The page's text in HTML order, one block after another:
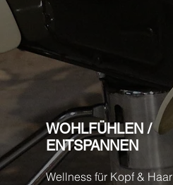
WOHLFÜHLEN /
ENTSPANNEN
Wellness für Kopf & Haar